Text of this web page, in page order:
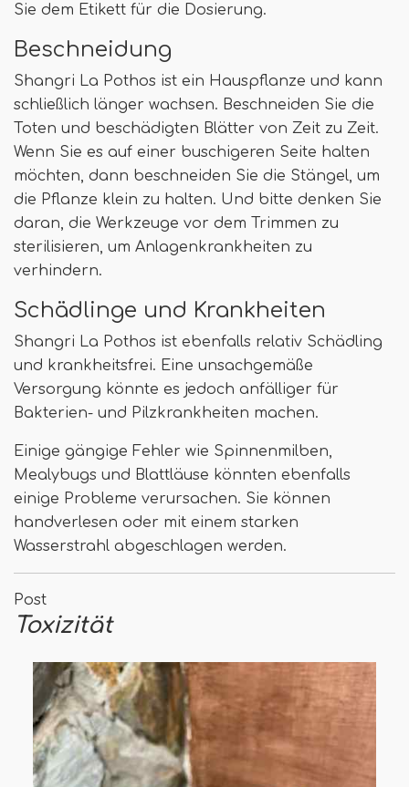
Sie dem Etikett für die Dosierung.
Beschneidung
Shangri La Pothos ist ein Hauspflanze und kann
schließlich länger wachsen. Beschneiden Sie die
Toten und beschädigten Blätter von Zeit zu Zeit.
Wenn Sie es auf einer buschigeren Seite halten
möchten, dann beschneiden Sie die Stängel, um
die Pflanze klein zu halten. Und bitte denken Sie
daran, die Werkzeuge vor dem Trimmen zu
sterilisieren, um Anlagenkrankheiten zu
verhindern.
Schädlinge und Krankheiten
Shangri La Pothos ist ebenfalls relativ Schädling
und krankheitsfrei. Eine unsachgemäße
Versorgung könnte es jedoch anfälliger für
Bakterien- und Pilzkrankheiten machen.
Einige gängige Fehler wie Spinnenmilben,
Mealybugs und Blattläuse könnten ebenfalls
einige Probleme verursachen. Sie können
handverlesen oder mit einem starken
Wasserstrahl abgeschlagen werden.
Post
Toxizität